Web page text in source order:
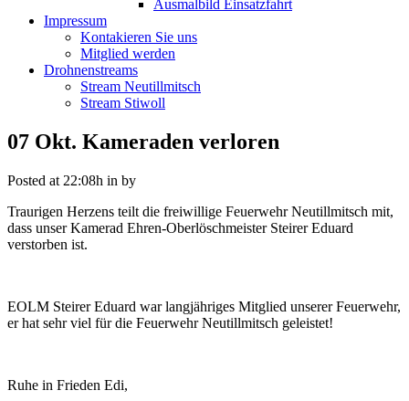
Ausmalbild Einsatzfahrt
Impressum
Kontakieren Sie uns
Mitglied werden
Drohnenstreams
Stream Neutillmitsch
Stream Stiwoll
07 Okt. Kameraden verloren
Posted at 22:08h in by
Traurigen Herzens teilt die freiwillige Feuerwehr Neutillmitsch mit,
dass unser Kamerad Ehren-Oberlöschmeister Steirer Eduard
verstorben ist.
EOLM Steirer Eduard war langjähriges Mitglied unserer Feuerwehr,
er hat sehr viel für die Feuerwehr Neutillmitsch geleistet!
Ruhe in Frieden Edi,